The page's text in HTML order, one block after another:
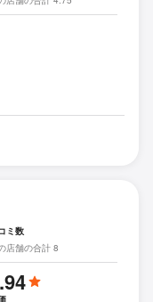
ミ数
店舗の合計 8